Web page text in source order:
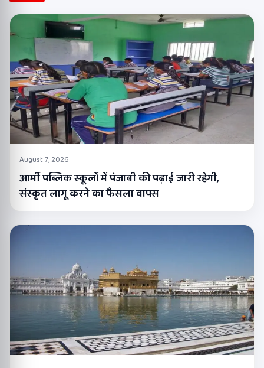
August 7, 2026
आर्मी पब्लिक स्कूलों में पंजाबी की पढ़ाई जारी रहेगी,
संस्कृत लागू करने का फैसला वापस